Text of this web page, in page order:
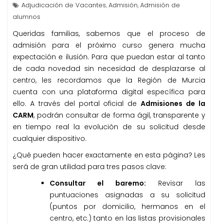
Adjudicación de Vacantes,Admisión,Admisión de
alumnos
Queridas familias, sabemos que el proceso de
admisión para el próximo curso genera mucha
expectación e ilusión. Para que puedan estar al tanto
de cada novedad sin necesidad de desplazarse al
centro, les recordamos que la Región de Murcia
cuenta con una plataforma digital específica para
ello. A través del portal oficial deAdmisiones de la
CARM, podrán consultar de forma ágil, transparente y
en tiempo real la evolución de su solicitud desde
cualquier dispositivo.
¿Qué pueden hacer exactamente en esta página? Les
será de gran utilidad para tres pasos clave:
Consultar el baremo: Revisar las
puntuaciones asignadas a su solicitud
(puntos por domicilio, hermanos en el
centro, etc.) tanto en las listas provisionales